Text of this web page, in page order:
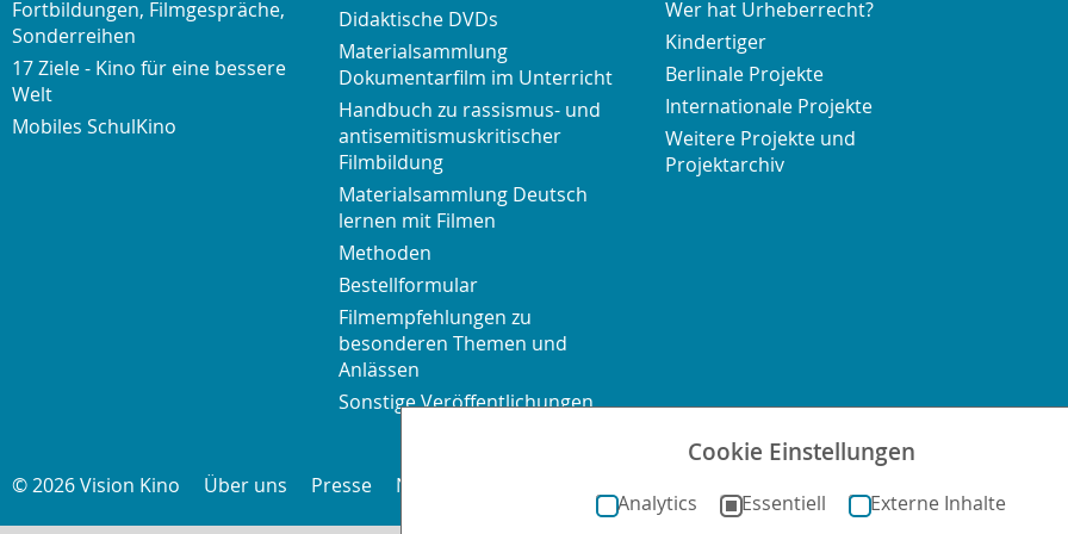
Fortbildungen, Filmgespräche,
Sonderreihen
17 Ziele - Kino für eine bessere
Welt
Mobiles SchulKino
Didaktische DVDs
Materialsammlung
Dokumentarfilm im Unterricht
Handbuch zu rassismus- und
antisemitismuskritischer
Filmbildung
Materialsammlung Deutsch
lernen mit Filmen
Methoden
Bestellformular
Filmempfehlungen zu
besonderen Themen und
Anlässen
Sonstige Veröffentlichungen
Wer hat Urheberrecht?
Kindertiger
Berlinale Projekte
Internationale Projekte
Weitere Projekte und
Projektarchiv
© 2026 Vision Kino Über uns Presse Newsletter
Cookie Einstellungen
Analytics Essentiell Externe Inhalte